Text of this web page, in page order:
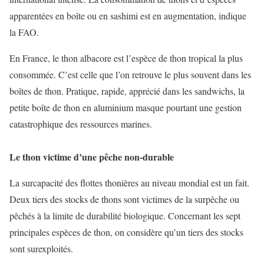
apparentées en boîte ou en sashimi est en augmentation, indique
la FAO.
En France, le thon albacore est l’espèce de thon tropical la plus
consommée. C’est celle que l’on retrouve le plus souvent dans les
boîtes de thon. Pratique, rapide, apprécié dans les sandwichs, la
petite boîte de thon en aluminium masque pourtant une gestion
catastrophique des ressources marines.
Le thon victime d’une pêche non-durable
La surcapacité des flottes thonières au niveau mondial est un fait.
Deux tiers des stocks de thons sont victimes de la surpêche ou
pêchés à la limite de durabilité biologique. Concernant les sept
principales espèces de thon, on considère qu’un tiers des stocks
sont surexploités.